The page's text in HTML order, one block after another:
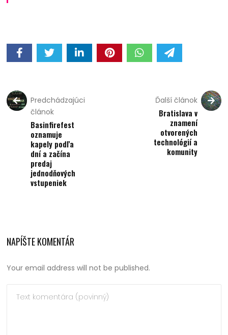
Predchádzajúci
článok
Basinfirefest
oznamuje
kapely podľa
dní a začína
predaj
jednodňových
vstupeniek
Ďalší článok
Bratislava v
znamení
otvorených
technológií a
komunity
NAPÍŠTE KOMENTÁR
Your email address will not be published.